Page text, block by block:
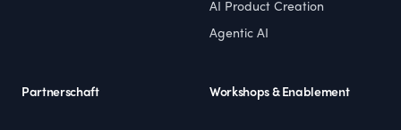
AI Product Creation
Agentic AI
Partnerschaft Workshops & Enablement